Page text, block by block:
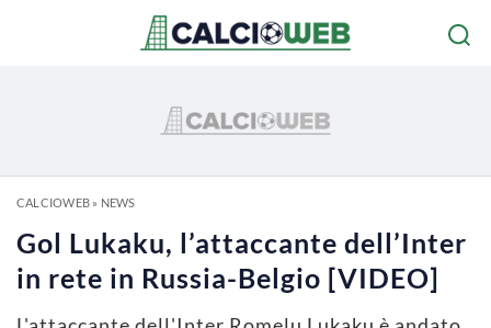
CALCIOWEB» NEWS
Gol Lukaku, l’attaccante dell’Inter
in rete in Russia-Belgio [VIDEO]